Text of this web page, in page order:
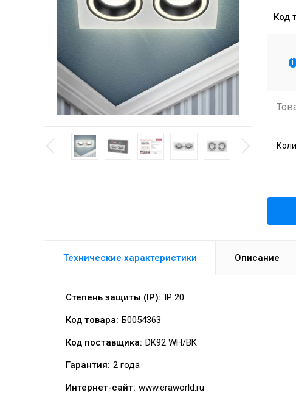
Код
i
Технические характеристики Описание
Степень защиты (IP): IP 20
Код товара: Б0054363
Код поставщика: DK92 WH/BK
Гарантия: 2 года
Интернет-сайт: www.eraworld.ru